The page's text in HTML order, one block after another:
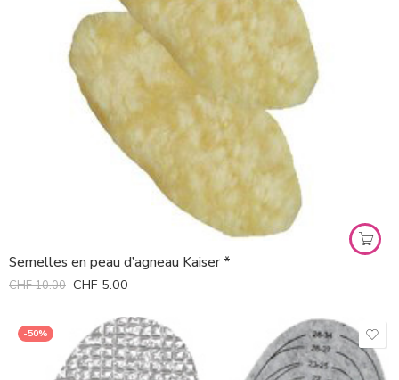
Semelles en peau d’agneau Kaiser *
CHF10.00 CHF 5.00
-50%